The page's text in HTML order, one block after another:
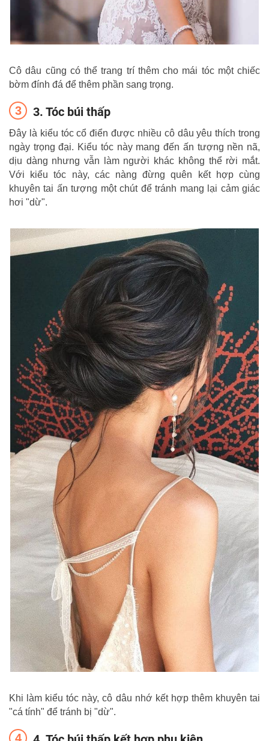
Cô dâu cũng có thể trang trí thêm cho mái tóc một chiếc
bờm đính đá để thêm phần sang trọng.
3. Tóc búi thấp
Đây là kiểu tóc cổ điển được nhiều cô dâu yêu thích trong
ngày trọng đại. Kiểu tóc này mang đến ấn tượng nền nã,
dịu dàng nhưng vẫn làm người khác không thể rời mắt.
Với kiểu tóc này, các nàng đừng quên kết hợp cùng
khuyên tai ấn tượng một chút để tránh mang lại cảm giác
hơi "dừ".
Khi làm kiểu tóc này, cô dâu nhớ kết hợp thêm khuyên tai
"cá tính" để tránh bị "dừ".